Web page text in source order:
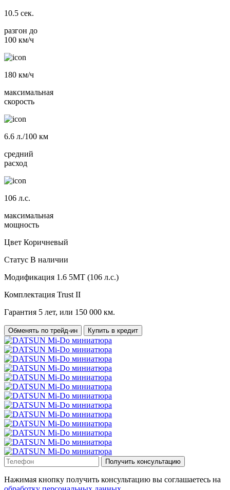
10.5 сек.
разгон до
100 км/ч
180 км/ч
максимальная
скорость
6.6 л./100 км
средний
расход
106 л.с.
максимальная
мощность
Цвет Коричневый
Статус В наличии
Модификация 1.6 5МТ (106 л.с.)
Комплектация Trust II
Гарантия 5 лет, или 150 000 км.
Обменять по трейд-ин Купить в кредит
Получить консультацию
Нажимая кнопку получить консультацию вы соглашаетесь на